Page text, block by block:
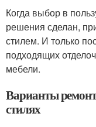
Когда выбор в
решения сделан,
стилем. И только
подходящих
мебели.
Варианты
стилях